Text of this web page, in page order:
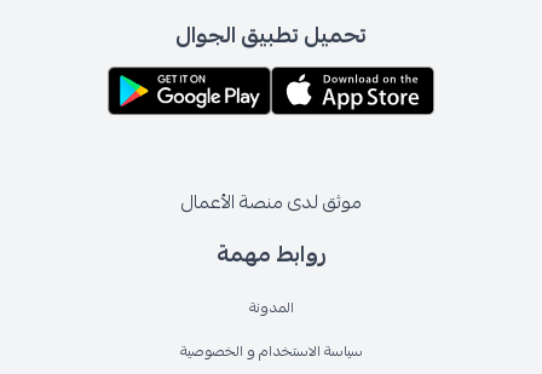
روابط مهمة
المدونة
سياسة الاستخدام و الخصوصية
تحميل تطبيق الجوال
موثق لدى منصة الأعمال